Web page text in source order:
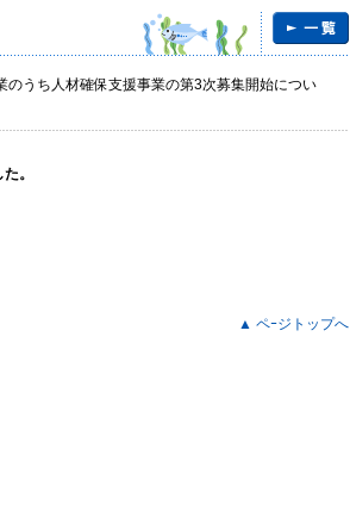
うち人材確保支援事業の第3次募集開始につい
。
▲ ペｰジトップへ